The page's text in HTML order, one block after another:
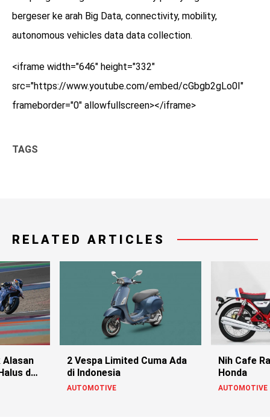
bergeser ke arah Big Data, connectivity, mobility,
autonomous vehicles data data collection.
<iframe width="646" height="332"
src="https://www.youtube.com/embed/cGbgb2gLo0I"
frameborder="0" allowfullscreen></iframe>
TAGS
RELATED ARTICLES
Alasan
dan
2 Vespa Limited Cuma Ada
di Indonesia
AUTOMOTIVE
Nih Cafe
Honda
AUTOMOTIVE